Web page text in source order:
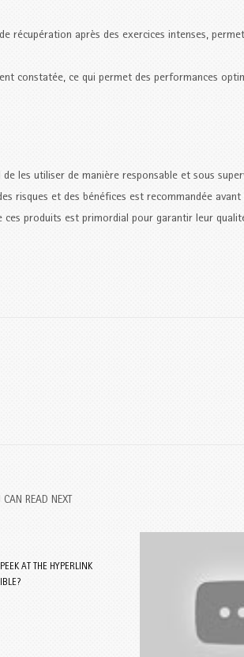
récupération après des exercices intenses,
constatée, ce qui permet des performances
les utiliser de manière responsable et sous
risques et des bénéfices est recommandée avant
ces produits est primordial pour garantir leur
READ NEXT
AT THE HYPERLINK